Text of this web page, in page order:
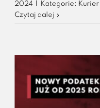
2024
Kategorie:
Czytaj dalej